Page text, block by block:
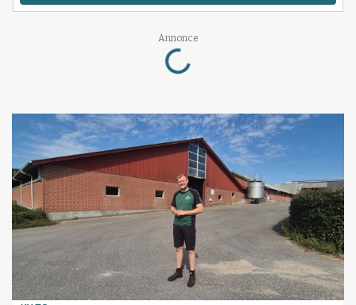
Annonce
Loading...